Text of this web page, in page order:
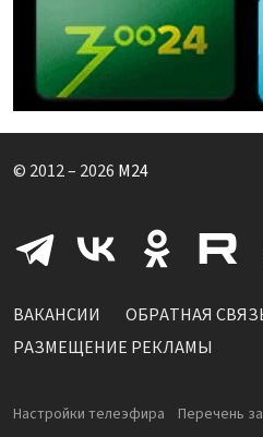
© 2012 – 2026 M24
ВАКАНСИИ ОБРАТНАЯ
РАЗМЕЩЕНИЕ РЕКЛАМЫ
Настройки телеэфира
Перечень